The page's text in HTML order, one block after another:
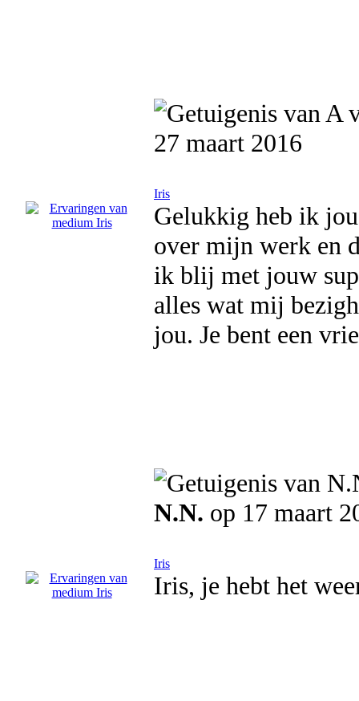
27 maart 2016
Iris
Gelukkig heb ik
over mijn werk en
ik blij met jouw
alles wat mij
jou. Je bent een
N.N. op 17 maart
Iris
Iris, je hebt het